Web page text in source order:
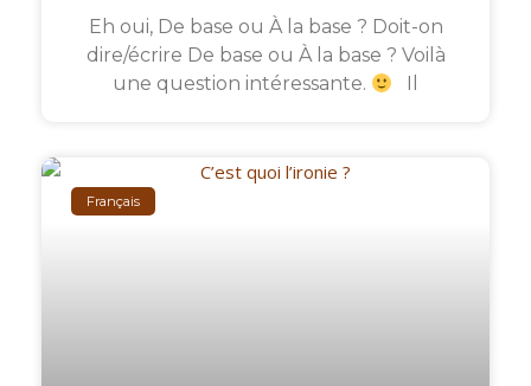
Eh oui, De base ou À la base ? Doit-on
dire/écrire De base ou À la base ? Voilà
une question intéressante.
Français